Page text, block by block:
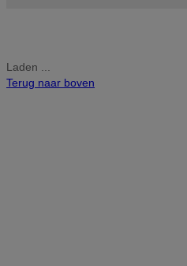
Laden ...
Terug naar boven